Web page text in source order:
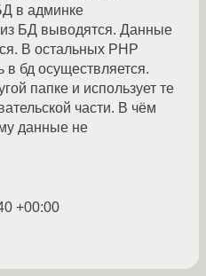
в админке
БД выводятся. Данные
В остальных PHP
в бд осуществляется.
папке и использует те
части. В чём
данные не
+00:00